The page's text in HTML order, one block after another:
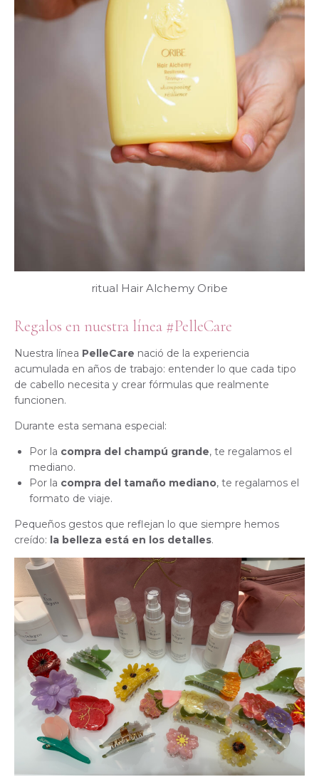
ritual Hair Alchemy Oribe
Regalos en nuestra línea #PelleCare
Nuestra línea PelleCare nació de la experiencia
acumulada en años de trabajo: entender lo que cada tipo
de cabello necesita y crear fórmulas que realmente
funcionen.
Durante esta semana especial:
Por la compra del champú grande, te regalamos el
mediano.
Por la compra del tamaño mediano, te regalamos el
formato de viaje.
Pequeños gestos que reflejan lo que siempre hemos
creído: la belleza está en los detalles.